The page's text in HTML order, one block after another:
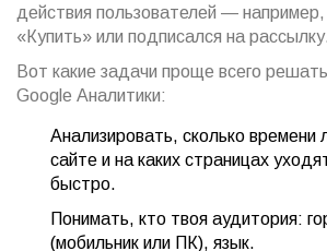
действия пользователей — например,
«Купить» или подписался на рассылку.
Вот какие задачи проще всего
Google Аналитики:
Анализировать, сколько
сайте и на каких страницах
быстро.
Понимать, кто твоя аудитория:
(мобильник или ПК), язык.